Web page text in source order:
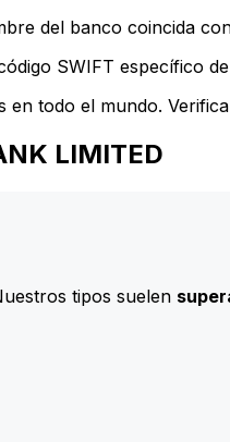
del banco coincida
SWIFT específico
en todo el mundo.
LIMITED
tipos suelen